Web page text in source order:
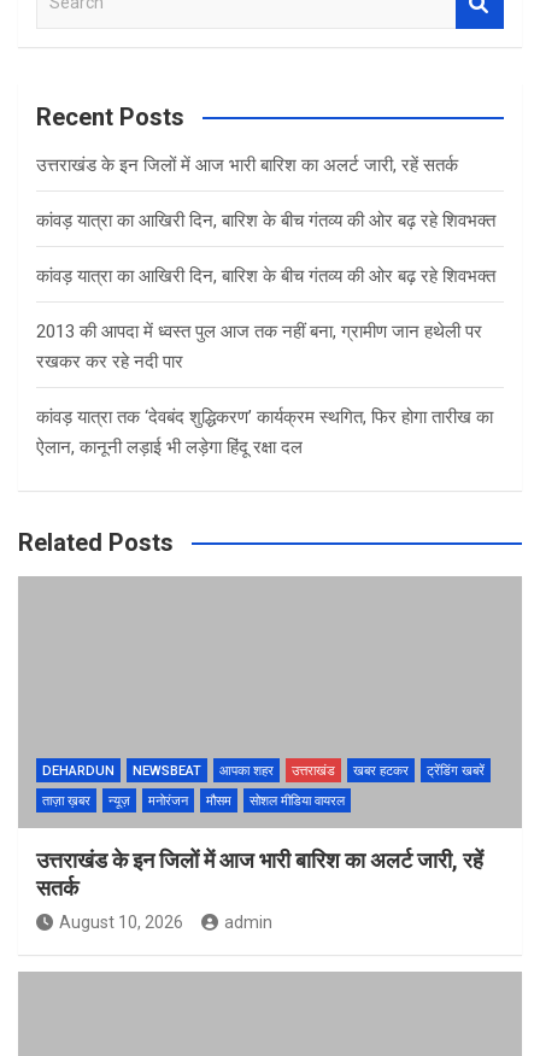
a
cRecent Posts
उत्तराखंड के इन जिलों में आज भारी बारिश का अलर्ट जारी, रहें सतर्क
कांवड़ यात्रा का आखिरी दिन, बारिश के बीच गंतव्य की ओर बढ़ रहे शिवभक्त
कांवड़ यात्रा का आखिरी दिन, बारिश के बीच गंतव्य की ओर बढ़ रहे शिवभक्त
2013 की आपदा में ध्वस्त पुल आज तक नहीं बना, ग्रामीण जान हथेली पर
रखकर कर रहे नदी पार
कांवड़ यात्रा तक ‘देवबंद शुद्धिकरण’ कार्यक्रम स्थगित, फिर होगा तारीख का
ऐलान, कानूनी लड़ाई भी लड़ेगा हिंदू रक्षा दल
Related Posts
DEHARDUN NEWSBEAT आपका शहर उत्तराखंड खबर हटकर
ट्रेंडिंग खबरें
ताज़ा ख़बर
न्यूज़ मनोरंजन मौसम सोशल मीडिया वायरल
उत्तराखंड के इन जिलों में आज भारी बारिश का अलर्ट जारी, रहें
सतर्क
August 10, 2026 admin